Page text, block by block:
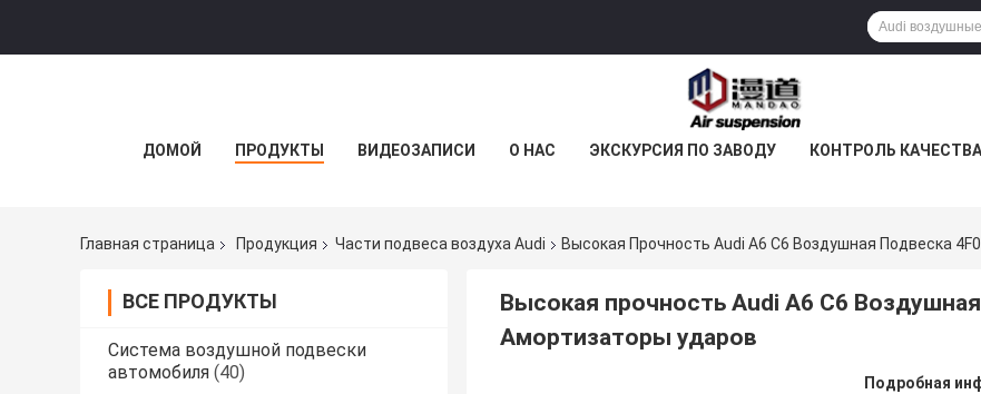
ДОМОЙ ПРОДУКТЫ ВИДЕОЗАПИСИ О НАС ЭКСКУРСИЯ ПО ЗАВОДУ КОНТРОЛЬ КАЧЕСТВА
Главная страница Продукция Части подвеса воздуха Audi Высокая Прочность Audi A6 C6 Воздушная Подвеска
ВСЕ ПРОДУКТЫ
Система воздушной подвески
автомобиля (40)
Высокая прочность Audi A6 C6
Амортизаторы ударов
Подробная